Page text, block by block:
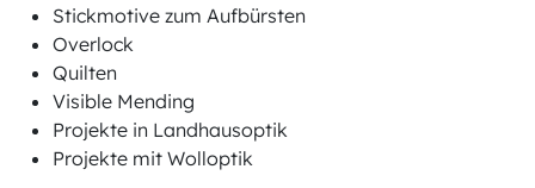
Stickmotive zum Aufbürsten
Overlock
Quilten
Visible Mending
Projekte in Landhausoptik
Projekte mit Wolloptik